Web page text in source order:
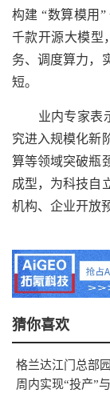
构建 “数算模用
千款开源大模型
务、调度算力，
短。
业内专家表示
究进入规模化新
算等领域突破瓶
成型，为科技自
机构、企业开放
猜你喜欢
格兰达江门总部
周内实现“投产”